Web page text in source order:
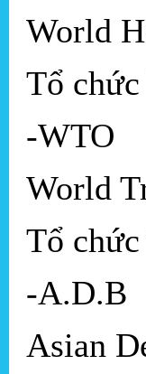
World
Tổ
-WTO
World
Tổ
-A.D.B
Asian